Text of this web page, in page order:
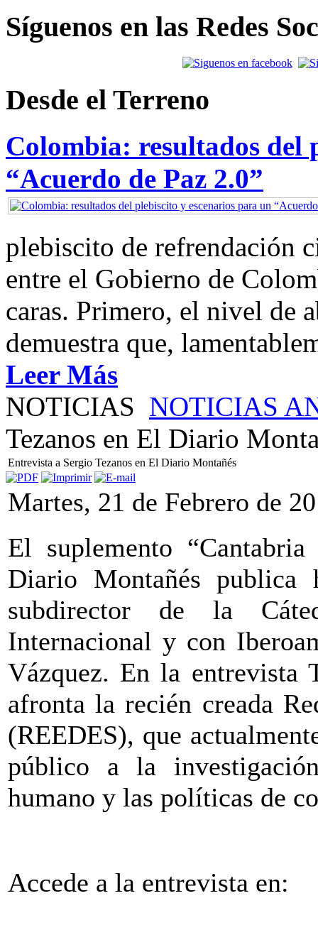
Síguenos en las Redes
Desde el Terreno
Colombia: resultados del
“Acuerdo de Paz 2.0”
plebiscito de refrendación
entre el Gobierno de
caras. Primero, el nivel de
demuestra que,
Leer Más
NOTICIAS NOTICIAS
Tezanos en El Diario
Entrevista a Sergio Tezanos en El Diario Montañés
Martes, 21 de Febrero de
El suplemento
Diario Montañés publica
subdirector de la
Internacional y con
Vázquez. En la entrevista
afronta la recién creada
(REEDES), que
público a la
humano y las políticas de
Accede a la entrevista en: